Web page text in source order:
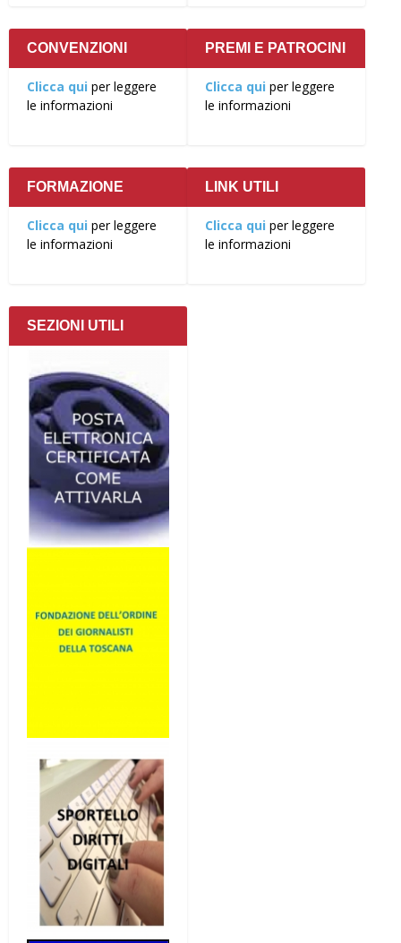
CONVENZIONI
Clicca qui per leggere
le informazioni
PREMI E PATROCINI
Clicca qui per leggere
le informazioni
FORMAZIONE
Clicca qui per leggere
le informazioni
LINK UTILI
Clicca qui per leggere
le informazioni
SEZIONI UTILI